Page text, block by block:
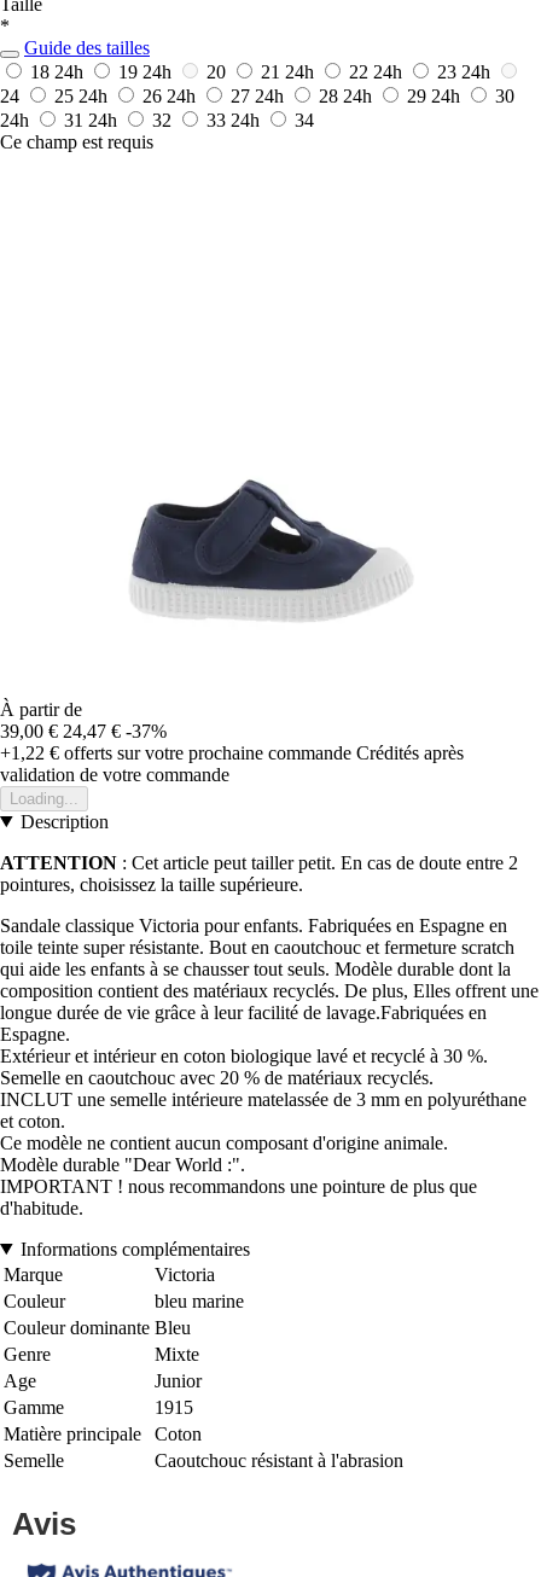
Taille
*
Guide des tailles
18 24h 19 24h 20 21 24h 22 24h 23 24h
24
25 24h 26 24h 27 24h 28 24h 29 24h
30
24h
31 24h 32 33 24h
34
Ce champ est requis
À partir de
39,00 € 24,47 € -37%
+1,22 € offerts sur votre prochaine commande Crédités après
validation de votre commande
Loading...
Description
ATTENTION : Cet article peut tailler petit. En cas de doute entre 2
pointures, choisissez la taille supérieure.
Sandale classique Victoria pour enfants. Fabriquées en Espagne en
toile teinte super résistante. Bout en caoutchouc et fermeture scratch
qui aide les enfants à se chausser tout seuls. Modèle durable dont la
composition contient des matériaux recyclés. De plus, Elles offrent une
longue durée de vie grâce à leur facilité de lavage.Fabriquées en
Espagne.
Extérieur et intérieur en coton biologique lavé et recyclé à 30 %.
Semelle en caoutchouc avec 20 % de matériaux recyclés.
INCLUT une semelle intérieure matelassée de 3 mm en polyuréthane
et coton.
Ce modèle ne contient aucun composant d'origine animale.
Modèle durable "Dear World :".
IMPORTANT ! nous recommandons une pointure de plus que
d'habitude.
Informations complémentaires
Marque
Victoria
Couleur
bleu marine
Couleur dominante Bleu
Genre
Mixte
Age
Junior
Gamme
1915
Matière principale
Coton
Semelle
Caoutchouc résistant à l'abrasion